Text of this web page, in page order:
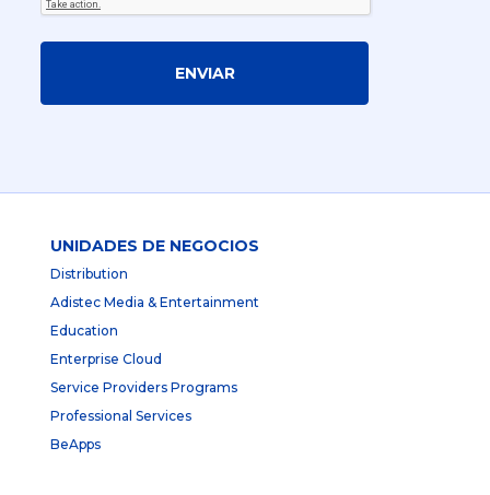
ENVIAR
UNIDADES DE NEGOCIOS
Distribution
Adistec Media & Entertainment
Education
Enterprise Cloud
Service Providers Programs
Professional Services
BeApps